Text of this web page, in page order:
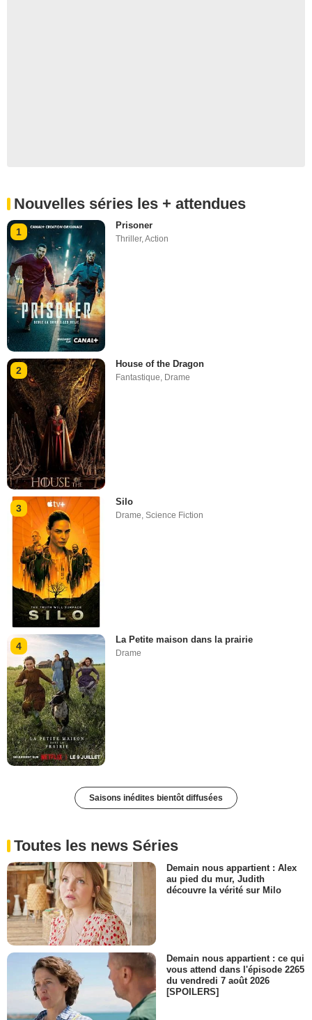
Nouvelles séries les + attendues
1
Prisoner
Thriller,Action
2
House of the Dragon
Fantastique Drame
3
Silo
Drame,Science Fiction
4
La Petite maison dans la prairie
Drame
Saisons inédites bientôt diffusées
Toutes les news Séries
Demain nous appartient : Alex
au pied du mur, Judith
découvre la vérité sur Milo
Demain nous appartient : ce qui
vous attend dans l'épisode 2265
du vendredi 7 août 2026
[SPOILERS]